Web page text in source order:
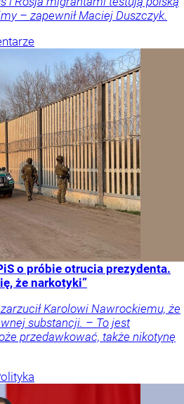
– zapewnił Maciej Duszczyk.
o próbie otrucia prezydenta.
że narkotyki”
Karolowi Nawrockiemu, że
substancji. – To jest
przedawkować, także nikotynę